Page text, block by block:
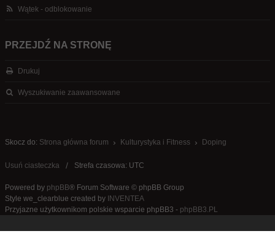
Wątek - odblokowanie
PRZEJDŹ NA STRONĘ
Drukuj
Wyszukiwanie zaawansowane
Skocz do: Strona główna forum Kulturystyka i Fitness Doping
Usuń ciasteczka Strefa czasowa: UTC
Powered by phpBB® Forum Software © phpBB Group
Style we_clearblue created by INVENTEA
Przyjazne użytkownikom polskie wsparcie phpBB3 - phpBB3.PL